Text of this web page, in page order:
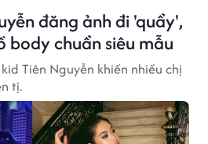
đăng ảnh đi 'quẩy',
chuẩn siêu mẫu
Tiên Nguyễn khiến nhiều chị
tị.